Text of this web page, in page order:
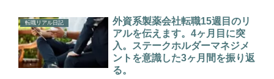
転職リアル日記
外資系製薬会社転職15週目のリ
アルを伝えます。4ヶ月目に突
入。ステークホルダーマネジメ
ントを意識した3ヶ月間を振り返
る。